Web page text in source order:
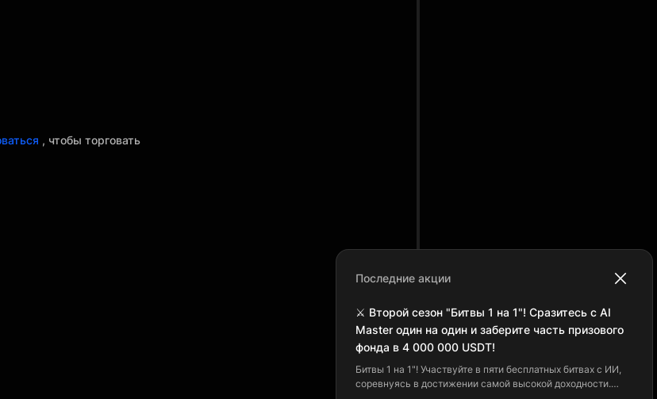
, чтобы торговать
Последние акции
⚔️ Второй сезон "Битвы 1 на 1"! Сразитесь с AI
Master один на один и заберите часть призового
фонда в 4 000 000 USDT!
Битвы 1 на 1"! Участвуйте в пяти бесплатных битвах с ИИ,
соревнуясь в достижении самой высокой доходности.